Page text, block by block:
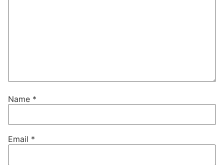
Name *
Email *